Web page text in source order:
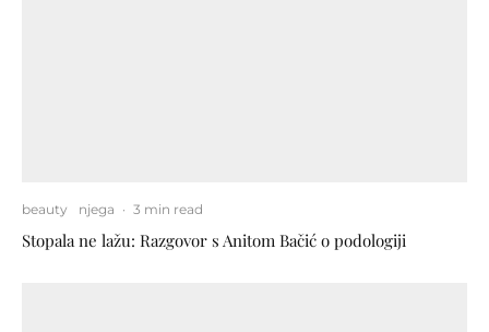
beauty njega · 3 min read
Stopala ne lažu: Razgovor s Anitom Bačić o podologiji